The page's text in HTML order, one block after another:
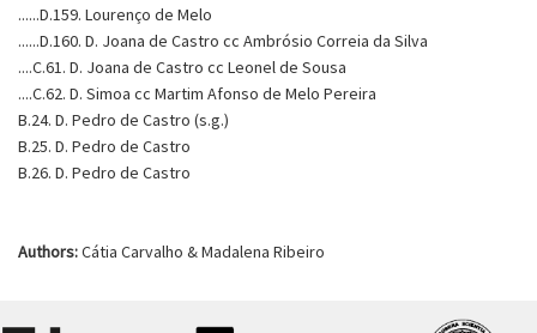
......D.159. Lourenço de Melo
......D.160. D. Joana de Castro cc Ambrósio Correia da Silva
....C.61. D. Joana de Castro cc Leonel de Sousa
....C.62. D. Simoa cc Martim Afonso de Melo Pereira
B.24. D. Pedro de Castro (s.g.)
B.25. D. Pedro de Castro
B.26. D. Pedro de Castro
Authors:Cátia Carvalho & Madalena Ribeiro